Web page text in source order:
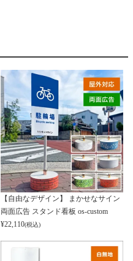
【自由なデザイン】 まかせなサイン
両面広告 スタンド看板 os-custom
¥22,110(税込)